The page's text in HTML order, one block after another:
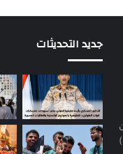
جديد التحديثات